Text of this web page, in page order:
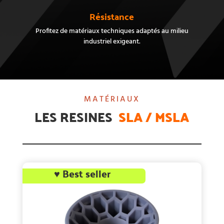
Résistance
Profitez de matériaux techniques adaptés au milieu
industriel exigeant.
MATÉRIAUX
LES RESINES SLA / MSLA
♥ Best seller